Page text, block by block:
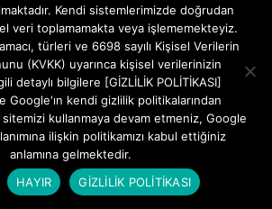
Kendi sistemlerimizde doğrudan
veri toplamamakta veya işlememekteyiz.
türleri ve 6698 sayılı Kişisel Verilerin
(KVKK) uyarınca kişisel verilerinizin
detaylı bilgilere [GİZLİLİK POLİTİKASI]
Google'ın kendi gizlilik politikalarından
kullanmaya devam etmeniz, Google
ilişkin politikamızı kabul ettiğiniz
anlamına gelmektedir.
HAYIR GİZLİLİK POLİTİKASI